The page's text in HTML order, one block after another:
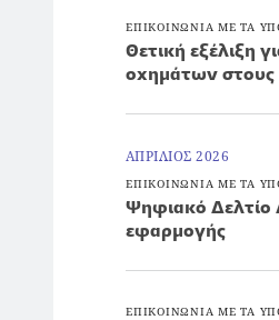
ΕΠΙΚΟΙΝΩΝΙΑ ΜΕ ΤΑ
Θετική εξέλιξη
οχημάτων στους
ΑΠΡΙΛΙΟΣ 2026
ΕΠΙΚΟΙΝΩΝΙΑ ΜΕ ΤΑ
Ψηφιακό Δελτίο
εφαρμογής
ΕΠΙΚΟΙΝΩΝΙΑ ΜΕ ΤΑ